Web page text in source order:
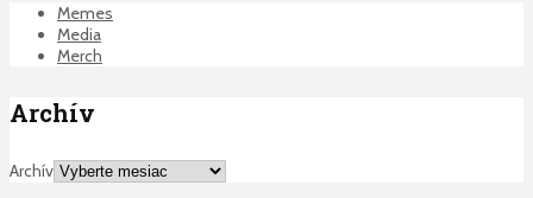
Memes
Media
Merch
Archív
Archív